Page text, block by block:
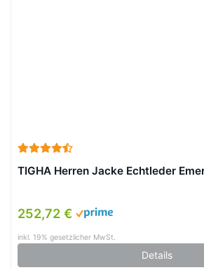
TIGHA Herren Jacke Echtleder
252,72 €
inkl. 19% gesetzlicher MwSt.
Details